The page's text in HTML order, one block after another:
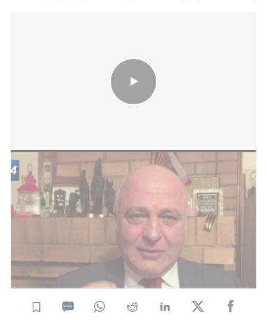
"ترامب غير تقليدي ويتمتع بجرأة غير طبيعية.. وايران تملك صواريخ
قادرة على إغراق حاملات طائرات"
بحسب تلك المصادر التي تحدثت شريطة عدم الكشف
عن هويتها، خرج مسؤولون إيطاليون إلى كندا لفحص
تصاميم تكنولوجية متقدمة عن كثب، وأُجريت محادثات
مع جهات في فرنسا لدراسة نموذجها التشغيلي
والصناعي. في الوقت نفسه، تجري مناقشات داخلية
حول خيارات تكنولوجية قادمة من كوريا الجنوبية
والولايات المتحدة.